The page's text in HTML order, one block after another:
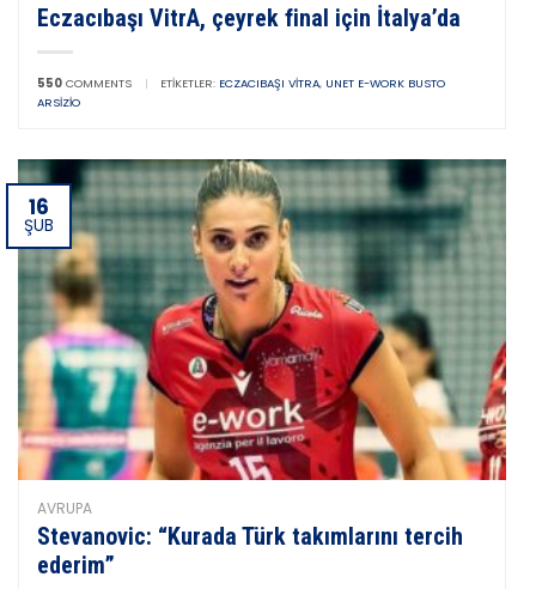
Eczacıbaşı VitrA, çeyrek final için İtalya’da
550 COMMENTS | ETIKETLER: ECZACIBAŞI VITRA, UNET E-WORK BUSTO
ARSIZIO
16
ŞUB
AVRUPA
Stevanovic: “Kurada Türk takımlarını tercih
ederim”